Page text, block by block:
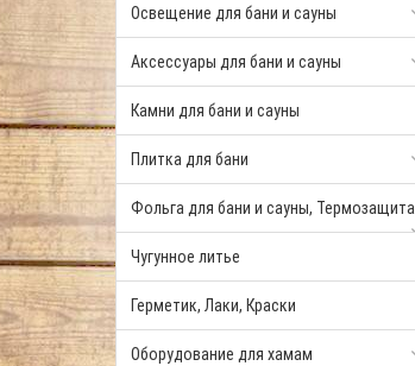
Освещение для бани и сауны
Аксессуары для бани и сауны
Камни для бани и сауны
Плитка для бани
Фольга для бани и сауны, Термозащита
Чугунное литье
Герметик, Лаки, Краски
Оборудование для хамам